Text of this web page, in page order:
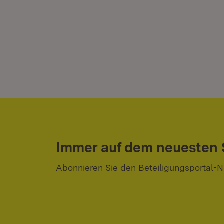
Immer auf dem neuesten
Abonnieren Sie den Beteiligungsportal-